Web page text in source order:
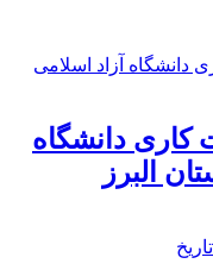
دانشگاه
البرز